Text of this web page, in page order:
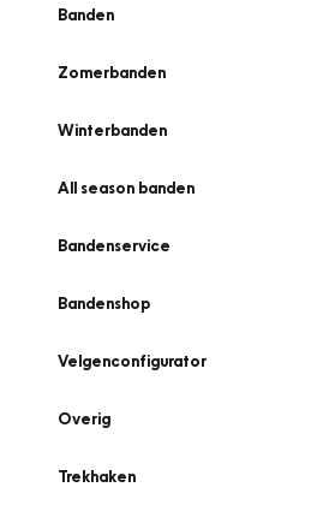
Banden
Zomerbanden
Winterbanden
All season banden
Bandenservice
Bandenshop
Velgenconfigurator
Overig
Trekhaken